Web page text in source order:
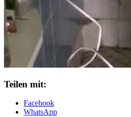
Teilen mit:
Facebook
WhatsApp